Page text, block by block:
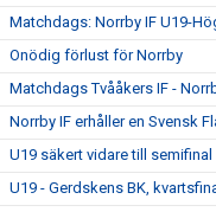
Matchdags: Norrby IF U19-
Onödig förlust för Norrby
Matchdags Tvååkers IF -
Norrby IF erhåller en Svensk
U19 säkert vidare till semifinal
U19 - Gerdskens BK,